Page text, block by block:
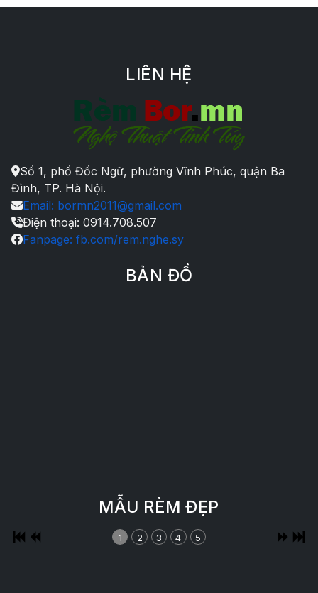
LIÊN HỆ
Số 1, phố Đốc Ngữ, phường Vĩnh Phúc, quận Ba
Đình, TP. Hà Nội.
Email: bormn2011@gmail.com
Điện thoại: 0914.708.507
Fanpage: fb.com/rem.nghe.sy
BẢN ĐỒ
MẪU RÈM ĐẸP
1 2 3 4 5